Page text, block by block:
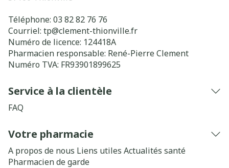
Téléphone: 03 82 82 76 76
Courriel: tp@clement-thionville.fr
Numéro de licence: 124418A
Pharmacien responsable: René-Pierre Clement
Numéro TVA: FR93901899625
Service à la clientèle
FAQ
Votre pharmacie
A propos de nous Liens utiles Actualités santé
Pharmacien de garde